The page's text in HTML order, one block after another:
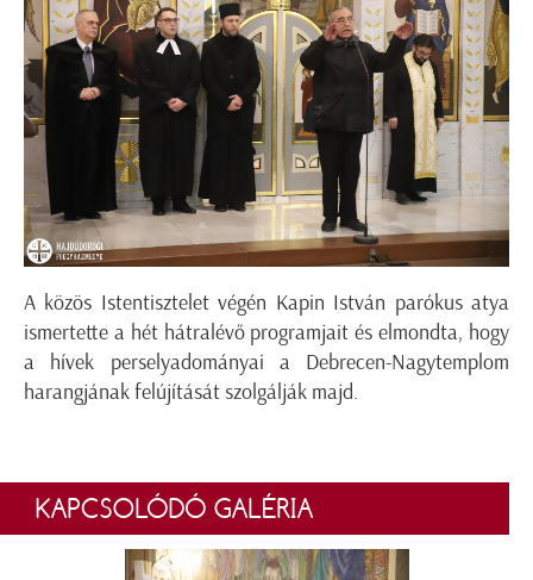
A közös Istentisztelet végén Kapin István parókus atya
ismertette a hét hátralévő programjait és elmondta, hogy
a hívek perselyadományai a Debrecen-Nagytemplom
harangjának felújítását szolgálják majd.
KAPCSOLÓDÓ GALÉRIA